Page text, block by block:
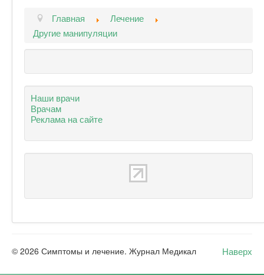
Главная
Лечение
Другие манипуляции
Наши врачи
Врачам
Реклама на сайте
Наверх
© 2026 Симптомы и лечение. Журнал Медикал